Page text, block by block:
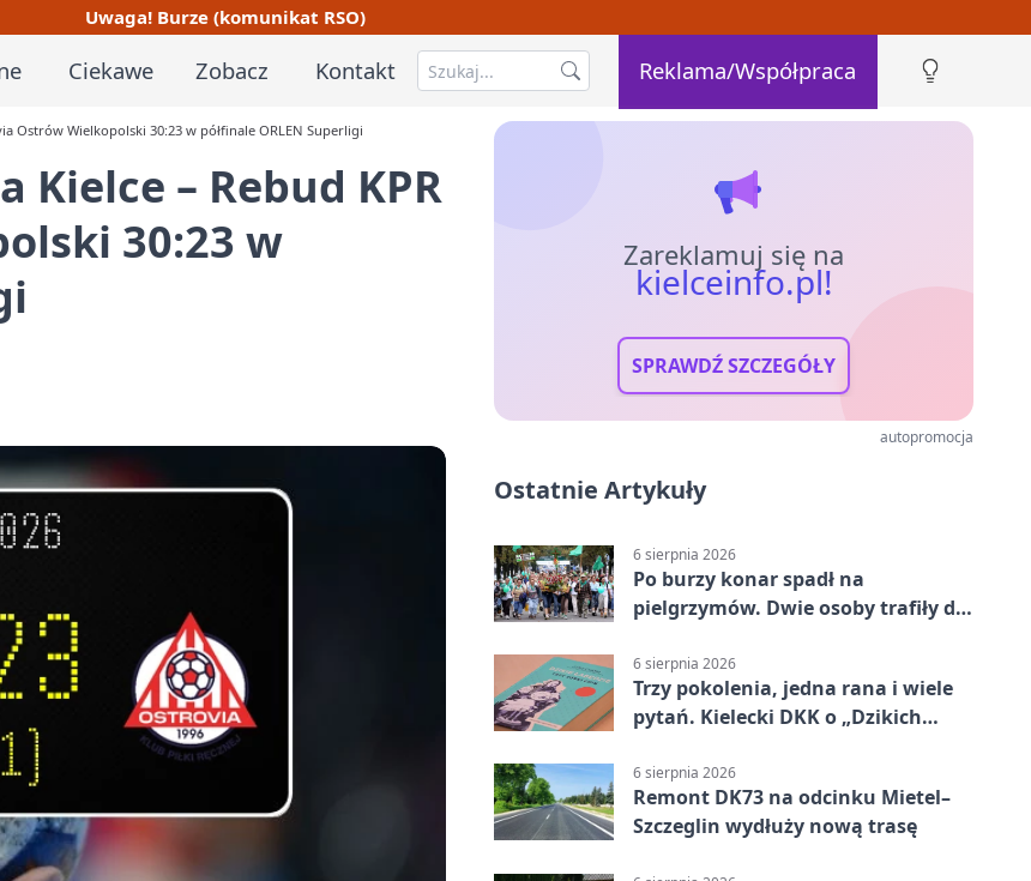
Uwaga! Burze (komunikat RSO)
Ciekawe Zobacz Kontakt Reklama/Współpraca
Ostrów Wielkopolski 30:23 w półfinale ORLEN Superligi
Kielce – Rebud KPR
30:23 w
Zareklamuj się na
kielceinfo.pl!
SPRAWDŹ SZCZEGÓŁY
autopromocja
Ostatnie Artykuły
6 sierpnia 2026
Po burzy konar spadł na
pielgrzymów. Dwie osoby trafiły do
6 sierpnia 2026
Trzy pokolenia, jedna rana i wiele
pytań. Kielecki DKK o „Dzikich
6 sierpnia 2026
Remont DK73 na odcinku Mietel–
Szczeglin wydłuży nową trasę